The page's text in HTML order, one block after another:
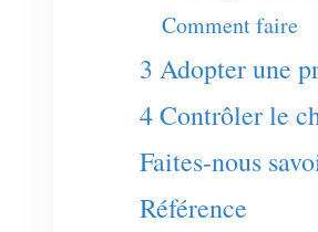
Comment faire
3 Adopter une
4 Contrôler le
Faites-nous
Référence